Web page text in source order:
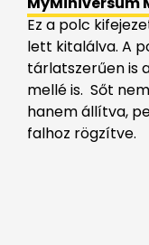
Ez a polc
lett kitalálva. A
tárlatszerűen is
mellé is. Sőt
hanem állítva,
falhoz rögzítve.